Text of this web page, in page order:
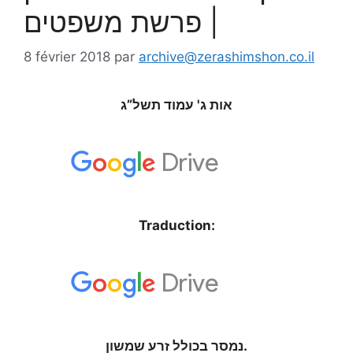
| פרשת משפטים
8 février 2018 par archive@zerashimshon.co.il
אות ג' עמוד תשל”ג
Traduction:
נמסר בכולל זרע שמשון.